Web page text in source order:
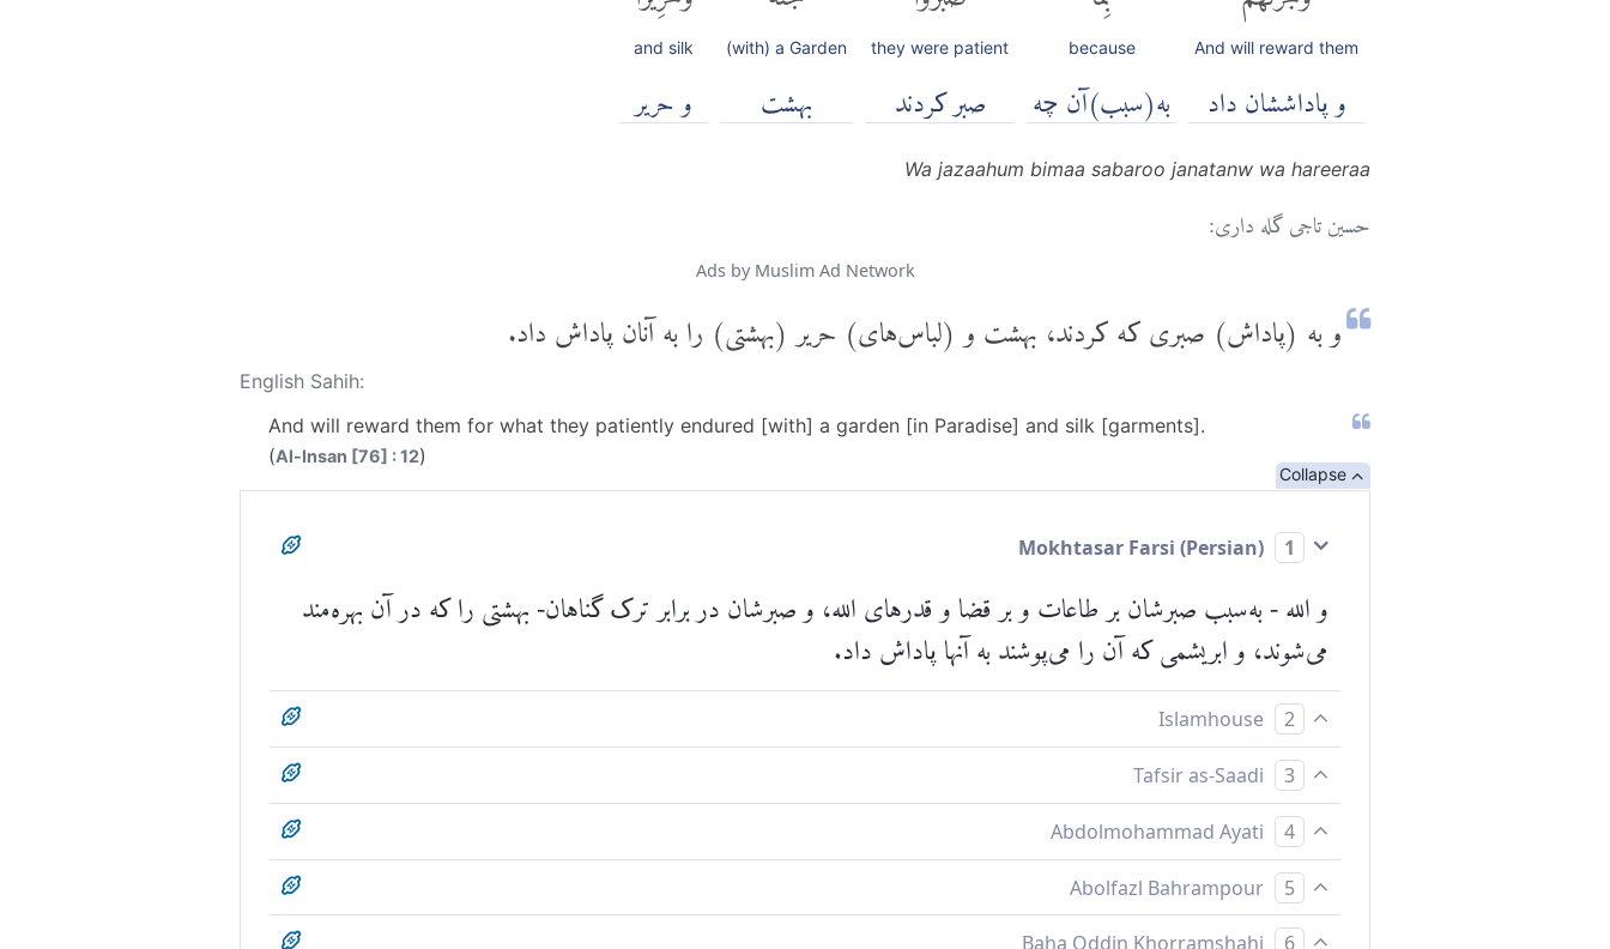
And will reward them
و پاداششان داد
because
به(سبب)آن چه
they were patient
صبر کردند
(with) a Garden
بهشت
and silk
و حریر
Wa jazaahum bimaa sabaroo janatanw wa hareeraa
حسین تاجی گله داری:
Ads by Muslim Ad Network
و به (پاداش) صبری که کردند، بهشت و (لباس‌های) حریر (بهشتی) را به آنان پاداش داد.
English Sahih:
And will reward them for what they patiently endured [with] a garden [in Paradise] and silk [garments].
(Al-Insan [76] : 12)
Collapse
1
و الله - به‌سبب صبرشان بر طاعات و بر قضا و قدرهای الله، و صبرشان در برابر ترک گناهان- بهشتی را که در آن بهره‌مند
می‌شوند، و ابریشمی که آن را می‌پوشند به آنها پاداش داد.
2
و به [پاداش] صبری که کردند، بهشت و [لباس‌های] حریر [بهشتی] به آنان پاداش داد.
3
Please check ayah 76:31 for complete tafsir.
4
به پاداش صبرى كه كرده‌اند پاداششان را بهشت و حرير داد
5
6